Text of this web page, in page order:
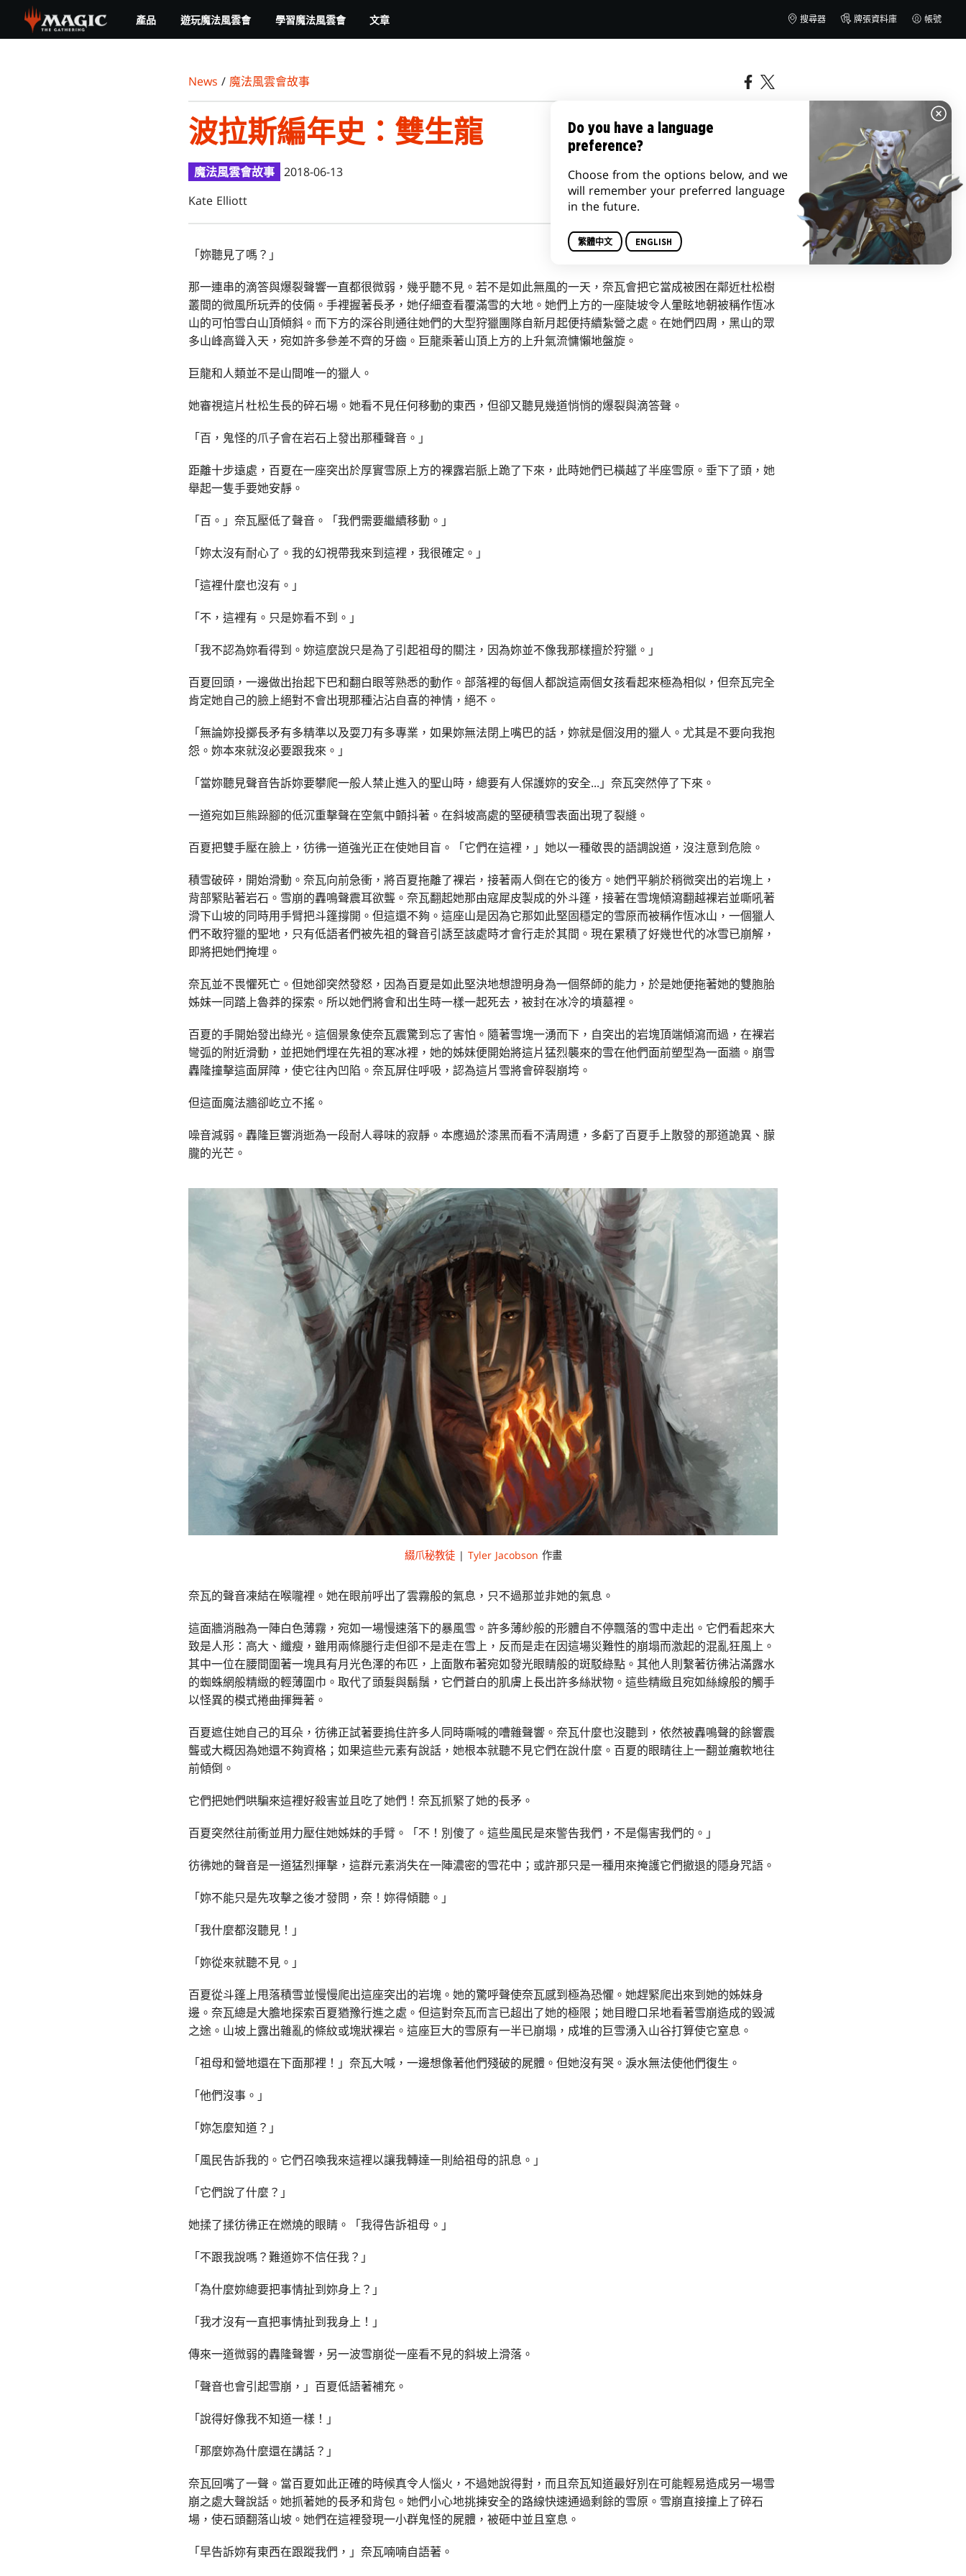
main
產品 遊玩魔法風雲會 學習魔法風雲會 文章 搜尋器 牌張資料庫 帳號
News / 魔法風雲會故事
波拉斯編年史：雙生龍
魔法風雲會故事 2018-06-13
Kate Elliott
「妳聽見了嗎？」
那一連串的滴答與爆裂聲響一直都很微弱，幾乎聽不見。若不是如此無風的一天，奈瓦會把它當成被困在鄰近杜松樹
叢間的微風所玩弄的伎倆。手裡握著長矛，她仔細查看覆滿雪的大地。她們上方的一座陡坡令人暈眩地朝被稱作恆冰
山的可怕雪白山頂傾斜。而下方的深谷則通往她們的大型狩獵團隊自新月起便持續紮營之處。在她們四周，黑山的眾
多山峰高聳入天，宛如許多參差不齊的牙齒。巨龍乘著山頂上方的上升氣流慵懶地盤旋。
巨龍和人類並不是山間唯一的獵人。
她審視這片杜松生長的碎石場。她看不見任何移動的東西，但卻又聽見幾道悄悄的爆裂與滴答聲。
「百，鬼怪的爪子會在岩石上發出那種聲音。」
距離十步遠處，百夏在一座突出於厚實雪原上方的裸露岩脈上跪了下來，此時她們已橫越了半座雪原。垂下了頭，她
舉起一隻手要她安靜。
「百。」奈瓦壓低了聲音。「我們需要繼續移動。」
「妳太沒有耐心了。我的幻視帶我來到這裡，我很確定。」
「這裡什麼也沒有。」
「不，這裡有。只是妳看不到。」
「我不認為妳看得到。妳這麼說只是為了引起祖母的關注，因為妳並不像我那樣擅於狩獵。」
百夏回頭，一邊做出抬起下巴和翻白眼等熟悉的動作。部落裡的每個人都說這兩個女孩看起來極為相似，但奈瓦完全
肯定她自己的臉上絕對不會出現那種沾沾自喜的神情，絕不。
「無論妳投擲長矛有多精準以及耍刀有多專業，如果妳無法閉上嘴巴的話，妳就是個沒用的獵人。尤其是不要向我抱
怨。妳本來就沒必要跟我來。」
「當妳聽見聲音告訴妳要攀爬一般人禁止進入的聖山時，總要有人保護妳的安全... 」奈瓦突然停了下來。
一道宛如巨熊跺腳的低沉重擊聲在空氣中顫抖著。在斜坡高處的堅硬積雪表面出現了裂縫。
百夏把雙手壓在臉上，彷彿一道強光正在使她目盲。「它們在這裡，」她以一種敬畏的語調說道，沒注意到危險。
積雪破碎，開始滑動。奈瓦向前急衝，將百夏拖離了裸岩，接著兩人倒在它的後方。她們平躺於稍微突出的岩塊上，
背部緊貼著岩石。雪崩的轟鳴聲震耳欲聾。奈瓦翻起她那由寇犀皮製成的外斗篷，接著在雪塊傾瀉翻越裸岩並嘶吼著
滑下山坡的同時用手臂把斗篷撐開。但這還不夠。這座山是因為它那如此堅固穩定的雪原而被稱作恆冰山，一個獵人
們不敢狩獵的聖地，只有低語者們被先祖的聲音引誘至該處時才會行走於其間。現在累積了好幾世代的冰雪已崩解，
即將把她們掩埋。
奈瓦並不畏懼死亡。但她卻突然發怒，因為百夏是如此堅決地想證明身為一個祭師的能力，於是她便拖著她的雙胞胎
姊妹一同踏上魯莽的探索。所以她們將會和出生時一樣一起死去，被封在冰冷的墳墓裡。
百夏的手開始發出綠光。這個景象使奈瓦震驚到忘了害怕。隨著雪塊一湧而下，自突出的岩塊頂端傾瀉而過，在裸岩
彎弧的附近滑動，並把她們埋在先祖的寒冰裡，她的姊妹便開始將這片猛烈襲來的雪在他們面前塑型為一面牆。崩雪
轟隆撞擊這面屏障，使它往內凹陷。奈瓦屏住呼吸，認為這片雪將會碎裂崩垮。
但這面魔法牆卻屹立不搖。
噪音減弱。轟隆巨響消逝為一段耐人尋味的寂靜。本應過於漆黑而看不清周遭，多虧了百夏手上散發的那道詭異、朦
朧的光芒。
綴爪秘教徒| Tyler Jacobson 作畫
奈瓦的聲音凍結在喉嚨裡。她在眼前呼出了雲霧般的氣息，只不過那並非她的氣息。
這面牆消融為一陣白色薄霧，宛如一場慢速落下的暴風雪。許多薄紗般的形體自不停飄落的雪中走出。它們看起來大
致是人形：高大、纖瘦，雖用兩條腿行走但卻不是走在雪上，反而是走在因這場災難性的崩塌而激起的混亂狂風上。
其中一位在腰間圍著一塊具有月光色澤的布匹，上面散布著宛如發光眼睛般的斑駁綠點。其他人則繫著彷彿沾滿露水
的蜘蛛網般精緻的輕薄圍巾。取代了頭髮與鬍鬚，它們蒼白的肌膚上長出許多絲狀物。這些精緻且宛如絲線般的觸手
以怪異的模式捲曲揮舞著。
百夏遮住她自己的耳朵，彷彿正試著要摀住許多人同時嘶喊的嘈雜聲響。奈瓦什麼也沒聽到，依然被轟鳴聲的餘響震
聾或大概因為她還不夠資格；如果這些元素有說話，她根本就聽不見它們在說什麼。百夏的眼睛往上一翻並癱軟地往
前傾倒。
它們把她們哄騙來這裡好殺害並且吃了她們！奈瓦抓緊了她的長矛。
百夏突然往前衝並用力壓住她姊妹的手臂。「不！別傻了。這些風民是來警告我們，不是傷害我們的。」
彷彿她的聲音是一道猛烈揮擊，這群元素消失在一陣濃密的雪花中；或許那只是一種用來掩護它們撤退的隱身咒語。
「妳不能只是先攻擊之後才發問，奈！妳得傾聽。」
「我什麼都沒聽見！」
「妳從來就聽不見。」
百夏從斗篷上甩落積雪並慢慢爬出這座突出的岩塊。她的驚呼聲使奈瓦感到極為恐懼。她趕緊爬出來到她的姊妹身
邊。奈瓦總是大膽地探索百夏猶豫行進之處。但這對奈瓦而言已超出了她的極限；她目瞪口呆地看著雪崩造成的毀滅
之途。山坡上露出雜亂的條紋或塊狀裸岩。這座巨大的雪原有一半已崩塌，成堆的巨雪湧入山谷打算使它窒息。
「祖母和營地還在下面那裡！」奈瓦大喊，一邊想像著他們殘破的屍體。但她沒有哭。淚水無法使他們復生。
「他們沒事。」
「妳怎麼知道？」
「風民告訴我的。它們召喚我來這裡以讓我轉達一則給祖母的訊息。」
「它們說了什麼？」
她揉了揉彷彿正在燃燒的眼睛。「我得告訴祖母。」
「不跟我說嗎？難道妳不信任我？」
「為什麼妳總要把事情扯到妳身上？」
「我才沒有一直把事情扯到我身上！」
傳來一道微弱的轟隆聲響，另一波雪崩從一座看不見的斜坡上滑落。
「聲音也會引起雪崩，」百夏低語著補充。
「說得好像我不知道一樣！」
「那麼妳為什麼還在講話？」
奈瓦回嘴了一聲。當百夏如此正確的時候真令人惱火，不過她說得對，而且奈瓦知道最好別在可能輕易造成另一場雪
崩之處大聲說話。她抓著她的長矛和背包。她們小心地挑揀安全的路線快速通過剩餘的雪原。雪崩直接撞上了碎石
場，使石頭翻落山坡。她們在這裡發現一小群鬼怪的屍體，被砸中並且窒息。
「早告訴妳有東西在跟蹤我們，」奈瓦喃喃自語著。
Do you have a language
preference?
Choose from the options below, and we
will remember your preferred language
in the future.
繁體中文 ENGLISH